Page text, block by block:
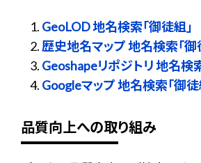
GeoLOD 地名検索「御徒組」
歴史地名マップ 地名検索「御
Geoshapeリポジトリ 地名検
Googleマップ 地名検索「御徒
品質向上への取り組み